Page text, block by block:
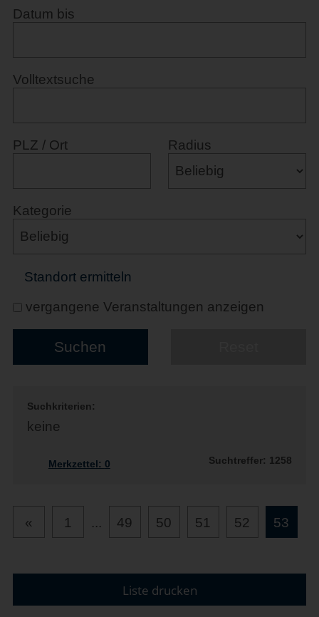
Datum bis
Volltextsuche
PLZ / Ort Radius
Kategorie
Standort ermitteln
vergangene Veranstaltungen anzeigen
Suchkriterien:
keine
Merkzettel: 0 Suchtreffer: 1258
« 1 ... 49 50 51 52 53
Liste drucken